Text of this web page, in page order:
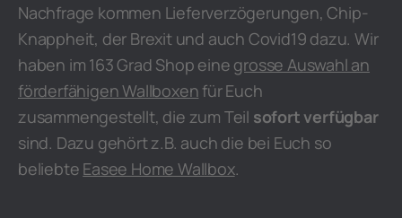
Nachfrage kommen Lieferverzögerungen, Chip-
Knappheit, der Brexit und auch Covid19 dazu. Wir
haben im 163 Grad Shop eine grosse Auswahl an
förderfähigen Wallboxen für Euch
zusammengestellt, die zum Teil sofort verfügbar
sind. Dazu gehört z.B. auch die bei Euch so
beliebte Easee Home Wallbox.